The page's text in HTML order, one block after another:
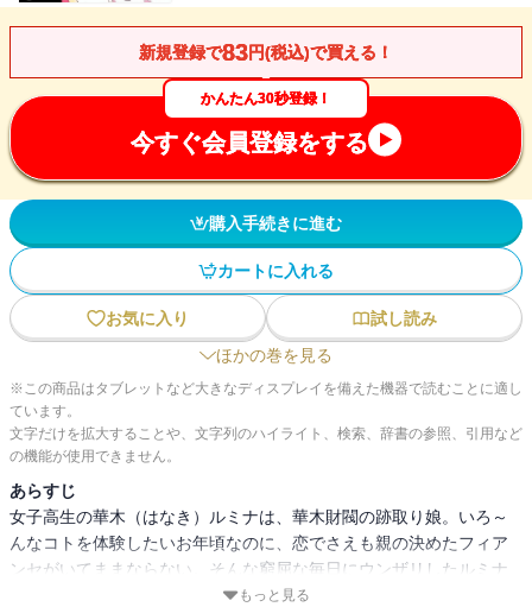
新規登録で83円(税込)で買える！
かんたん30秒登録！
今すぐ会員登録をする
購入手続きに進む
カートに入れる
お気に入り
試し読み
ほかの巻を見る
※この商品はタブレットなど大きなディスプレイを備えた機器で読むことに適し
ています。
文字だけを拡大することや、文字列のハイライト、検索、辞書の参照、引用など
の機能が使用できません。
あらすじ
女子高生の華木（はなき）ルミナは、華木財閥の跡取り娘。いろ～
んなコトを体験したいお年頃なのに、恋でさえも親の決めたフィア
ンセがいてままならない。そんな窮屈な毎日にウンザリしたルミナ
は、ある朝、登校途中にひとり街へ出かけて行く。そこで出会った
もっと見る